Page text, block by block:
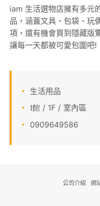
關於我們
APP會員專區
iam 生活選物店擁有多元
品，涵蓋文具、包袋、玩
項，還有機會買到隱藏版
讓每一天都被可愛包圍吧!
生活用品
I館 / 1F / 室內區
0909649586
公司介紹 網